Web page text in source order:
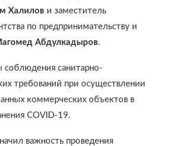
Халилов и заместитель
по предпринимательству и
Абдулкадыров.
санитарно-
требований при осуществлении
коммерческих объектов в
COVID-19.
важность проведения